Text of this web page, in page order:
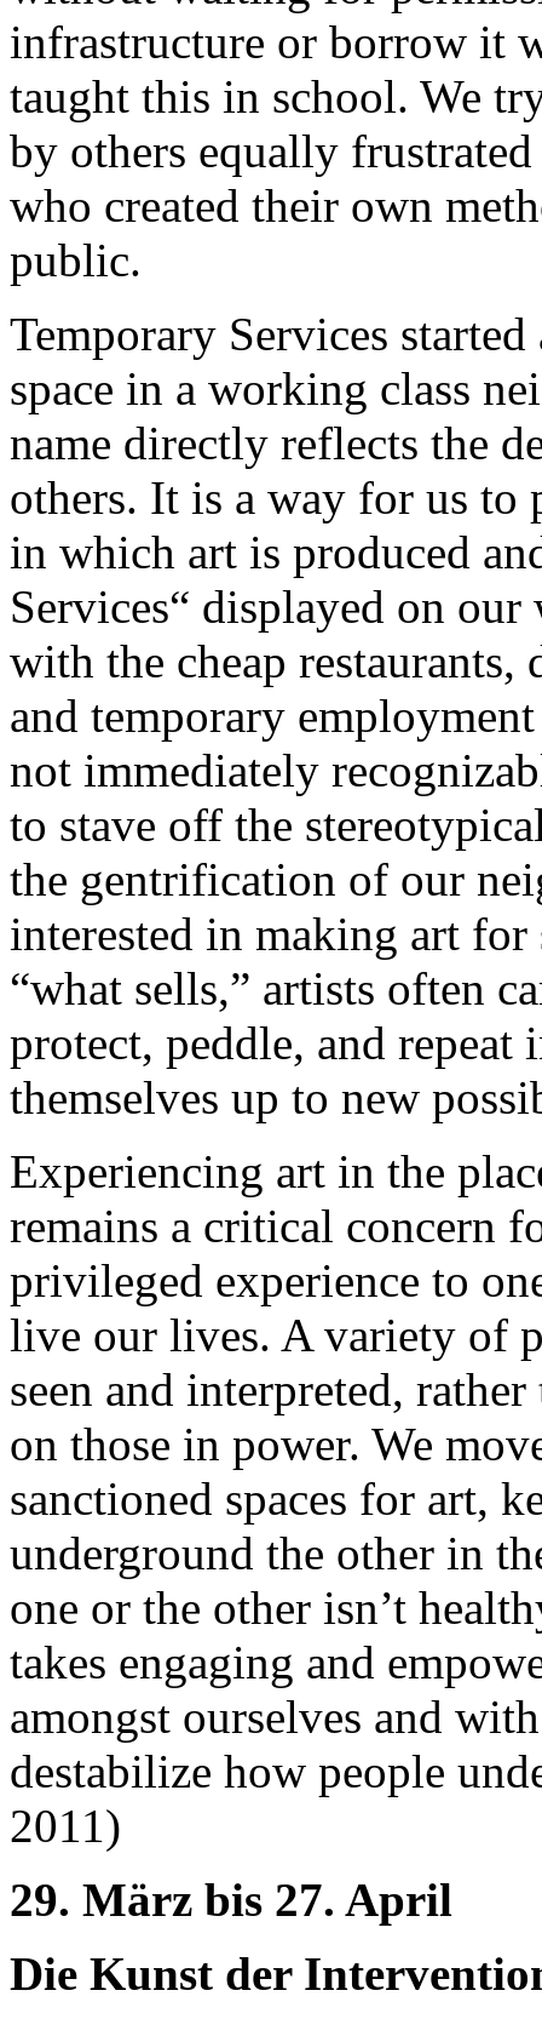
infrastructure or borrow it
taught this in school. We
by others equally
who created their own
public.
Temporary Services
space in a working class
name directly reflects the
others. It is a way for us to
in which art is produced
Services“ displayed on
with the cheap restaurants,
and temporary
not immediately
to stave off the
the gentrification of our
interested in making art
“what sells,” artists often
protect, peddle, and
themselves up to new
Experiencing art in the
remains a critical concern
privileged experience to
live our lives. A variety of
seen and interpreted,
on those in power. We
sanctioned spaces for art,
underground the other in
one or the other isn’t
takes engaging and
amongst ourselves and
destabilize how people
2011)
29. März bis 27. April
Die Kunst der